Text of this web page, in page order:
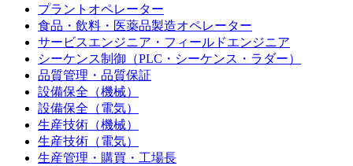
プラントオペレーター
食品・飲料・医薬品製造オペレーター
サービスエンジニア・フィールドエンジニア
シーケンス制御（PLC・シーケンス・ラダー）
品質管理・品質保証
設備保全（機械）
設備保全（電気）
生産技術（機械）
生産技術（電気）
生産管理・購買・工場長